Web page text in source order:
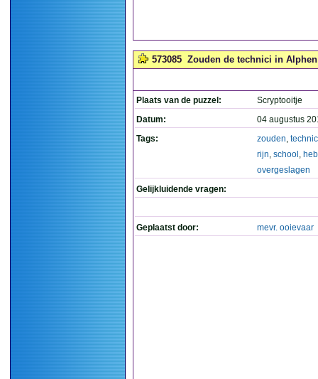
573085 Zouden de technici in
Plaats van de puzzel:
Scryptooitje
Datum:
04 augustus
Tags:
zouden,
rijn, school ,
overgeslagen
Gelijkluidende vragen:
Geplaatst door: mevr. ooievaar